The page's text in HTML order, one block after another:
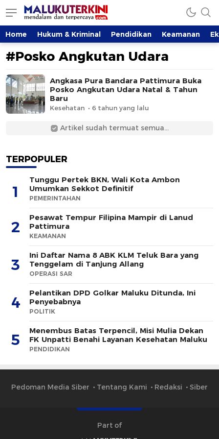
MalukuTerkini.com
Terkini, Mendalam dan Terpercaya
Home Hukum & Kriminal Pendidikan Keamanan
#Posko Angkutan Udara
Angkasa Pura Bandara Pattimura Buka
Posko Angkutan Udara Natal & Tahun
Baru
Kesehatan 6 tahun yang lalu
Artikel sudah termuat semua...
TERPOPULER
1
Tunggu Pertek BKN, Wali Kota Ambon
Umumkan Sekkot Definitif
PEMERINTAHAN
2
Pesawat Tempur Filipina Mampir di Lanud
Pattimura
KEAMANAN
3
Ini Daftar Nama 8 ABK KLM Teluk Bara yang
Tenggelam di Tanjung Allang
OPERASI SAR
4
Pelantikan DPD Golkar Maluku Ditunda, Ini
Penyebabnya
POLITIK
5
Menembus Batas Terpencil, Misi Mulia Dekan
FK Unpatti Benahi Layanan Kesehatan Maluku
PENDIDIKAN
Pedoman Media Siber Tentang Kami Redaksi Siber
Part of